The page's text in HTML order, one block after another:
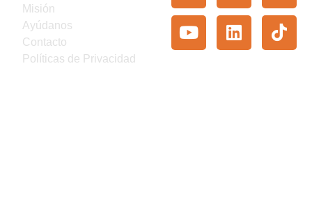
Misión
Ayúdanos
Contacto
Políticas de Privacidad